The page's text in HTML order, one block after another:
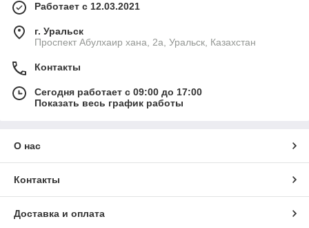
Работает с 12.03.2021
г. Уральск
Проспект Абулхаир хана, 2а, Уральск, Казахстан
Контакты
Сегодня работает с 09:00 до 17:00
Показать весь график работы
О нас
Контакты
Доставка и оплата